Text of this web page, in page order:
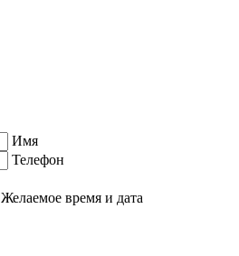
Имя
Телефон
Желаемое время и дата